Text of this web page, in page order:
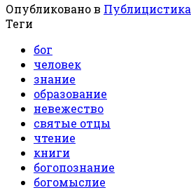
Опубликовано в Публицистика
Теги
бог
человек
знание
образование
невежество
святые отцы
чтение
книги
богопознание
богомыслие